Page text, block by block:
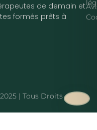
de demain et
formés prêts à
| Tous Droits